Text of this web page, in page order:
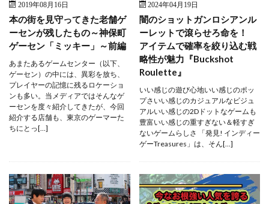
2019年08月16日
本の街を見守ってきた老舗ゲ
ーセンが残したもの～神保町
ゲーセン「ミッキー」～前編
あまたあるゲームセンター（以下、
ゲーセン）の中には、異彩を放ち、
プレイヤーの記憶に残るロケーショ
ンも多い。当メディアではそんなゲ
ーセンを度々紹介してきたが、今回
紹介する店舗も、東京のゲーマーた
ちにとっ[…]
2024年04月19日
闇のショットガンロシアンル
ーレットで滾らせろ命を！
アイテムで確率を絞り込む戦
略性が魅力『Buckshot
Roulette』
いい感じの遊び心地いい感じのポッ
プさいい感じのカジュアルなビジュ
アルいい感じの2Dドットなゲームも
豊富いい感じの重すぎない＆軽すぎ
ないゲームらしさ 「発見! インディー
ゲーTreasures」は、そん[…]